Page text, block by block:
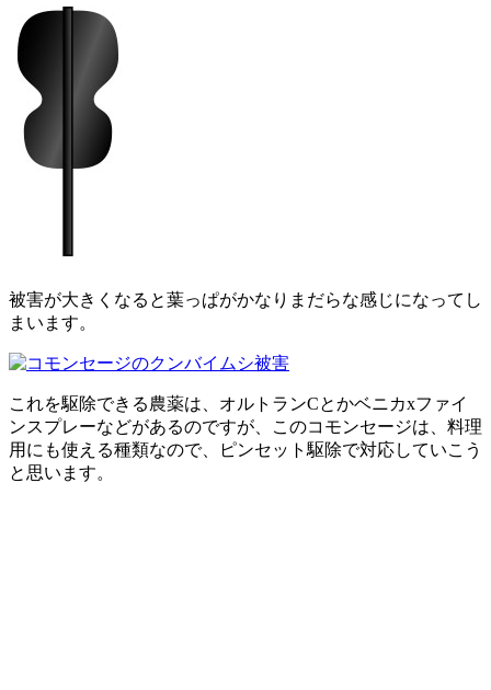
被害が大きくなると葉っぱがかなりまだらな感じになってし
まいます。
これを駆除できる農薬は、オルトランCとかベニカxファイ
ンスプレーなどがあるのですが、このコモンセージは、料理
用にも使える種類なので、ピンセット駆除で対応していこう
と思います。